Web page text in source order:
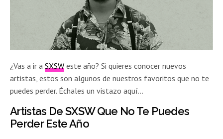
¿Vas a ir aSXSW este año? Si quieres conocer nuevos
artistas, estos son algunos de nuestros favoritos que no te
puedes perder. Échales un vistazo aquí…
Artistas De SXSW Que No Te Puedes
Perder Este Año